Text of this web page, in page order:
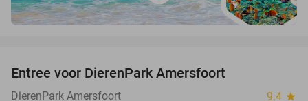
Entree voor DierenPark Amersfoort
DierenPark Amersfoort 9.4 star